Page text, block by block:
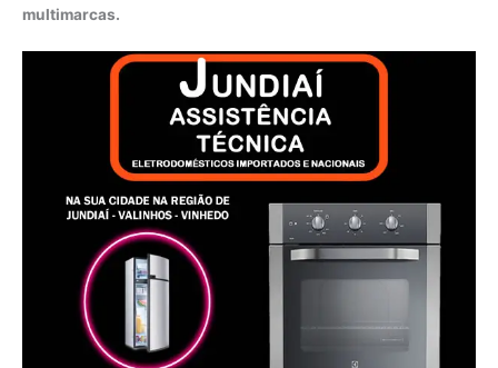
multimarcas.